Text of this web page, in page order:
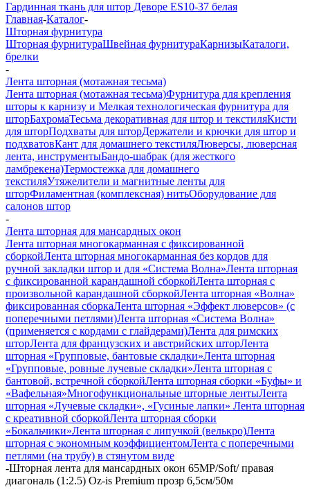
Гардинная ткань для штор Деворе ES10-37 белая
Главная-Каталог-
Шторная фурнитура
Шторная фурнитураШвейная фурнитураКарнизыКаталоги,
брелки
-
Лента шторная (мотажная тесьма)
Лента шторная (мотажная тесьма)Фурнитура для крепления
шторы к карнизу и Мелкая технологическая фурнитура для
шторБахромаТесьма декоративная для штор и текстиляКисти
для шторПодхваты для шторДержатели и крючки для штор и
подхватовКант для домашнего текстиляЛюверсы, люверсная
лента, инструментыБандо-шабрак (для жесткого
ламбрекена)Термостежка для домашнего
текстиляУтяжелители и магнитные ленты для
шторФиламентная (комплексная) нитьОборудование для
салонов штор
-
Лента шторная для мансардных окон
Лента шторная многокарманная с фиксированной
сборкойЛента шторная многокарманная без кордов для
ручной закладки штор и для «Система Волна»Лента шторная
с фиксированной карандашной сборкойЛента шторная с
произвольной карандашной сборкойЛента шторная «Волна»
фиксированная сборкаЛента шторная «Эффект люверсов» (с
поперечными петлями)Лента шторная «Система Волна»
(применяется с кордами с глайдерами)Лента для римских
шторЛента для французских и австрийских шторЛента
шторная «Групповые, бантовые складки»Лента шторная
«Групповые, ровные лучевые складки»Лента шторная с
бантовой, встречной сборкойЛента шторная сборки «Буфы» и
«Вафельная»Многофункциональные шторные лентыЛента
шторная «Лучевые складки», «Гусиные лапки» Лента шторная
с креативной сборкойЛента шторная сборки
«Бокальчики»Лента шторная с липучкой (велькро)Лента
шторная с экономным коэффициентомЛента с поперечными
петлями (на трубу) в стянутом виде
-Шторная лента для мансардных окон 65MP/Soft/ правая
диагональ (1:2.5) Oz-is Premium прозр 6,5см/50м